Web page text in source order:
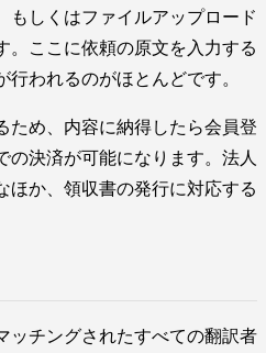
もしくはファイルアップロード
。ここに依頼の原文を入力する
われるのがほとんどです。
ため、内容に納得したら会員登
の決済が可能になります。法人
ほか、領収書の発行に対応する
ッチングされたすべての翻訳者